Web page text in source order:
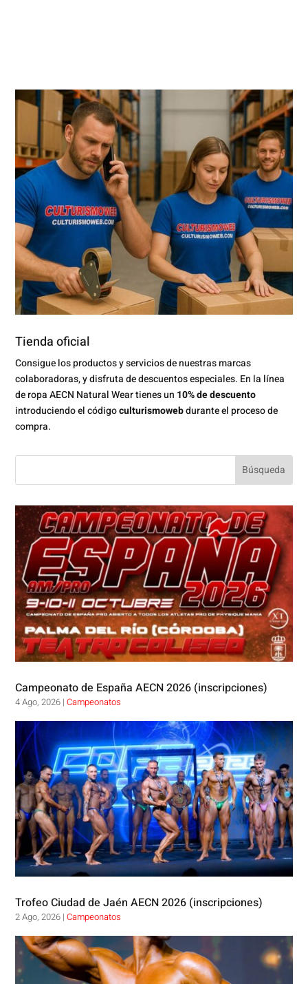
Tienda oficial
Consigue los productos y servicios de nuestras marcas
colaboradoras, y disfruta de descuentos especiales. En la línea
de ropa AECN Natural Wear tienes un 10% de descuento
introduciendo el códigoculturismowebdurante el proceso de
compra.
Campeonato de España AECN 2026 (inscripciones)
4 Ago, 2026 |Campeonatos
Trofeo Ciudad de Jaén AECN 2026 (inscripciones)
2 Ago, 2026 |Campeonatos